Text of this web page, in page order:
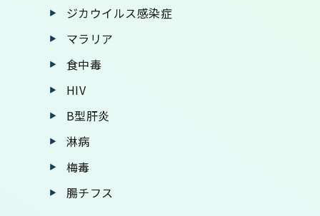
ジカウイルス感染症
マラリア
食中毒
HIV
B型肝炎
淋病
梅毒
腸チフス